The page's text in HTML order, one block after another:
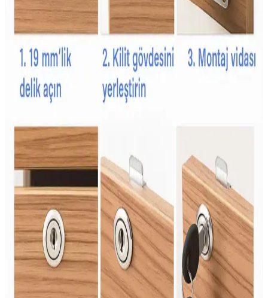
İkea'nın aktivite önlükleri, su geçirmez, kolay temizlenebilir ve
hareket özgürlüğü sağlayan tasarımlarıyla çocukların aktivitelerini
güvenli ve konforlu hale getirir.
Babyjem Çocuk Yağmurlukları: Güvenli, Konforlu
ve Dayanıklı Yağmurluk Seçenekleri
Babyjem yağmurlukları, su ve rüzgar geçirmez özellikleriyle
çocukların hareket özgürlüğünü kısıtlamadan olumsuz hava
Şans Şekeri Nedir ve Kutlamalarda Renkli ve Tatlı
Bir Gelenek Olarak Önemi
Şans şekeri, renkli ve aromatik yapısıyla kutlamalarda popüler olan
geleneksel bir tatlıdır. Çocuklar ve gençler arasında sevilen bu şeker,
kültürel semboller ve eğlence unsuru olarak öne çıkar.
Çişe Alıştırma Külodu: Çocuklar İçin Güvenli ve
Konforlu Tuvalet Eğitimi Aracı
Çişe alıştırma külodu, çocukların bağımsızlık ve hijyen kazanmasına
yardımcı olan su geçirmez ve emici özellikleriyle tuvalet eğitiminde
önemli bir araçtır.